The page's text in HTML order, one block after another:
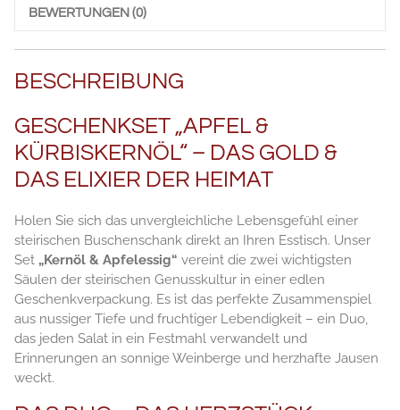
BEWERTUNGEN (0)
BESCHREIBUNG
GESCHENKSET „APFEL &
KÜRBISKERNÖL“ – DAS GOLD &
DAS ELIXIER DER HEIMAT
Holen Sie sich das unvergleichliche Lebensgefühl einer
steirischen Buschenschank direkt an Ihren Esstisch. Unser
Set „Kernöl & Apfelessig“ vereint die zwei wichtigsten
Säulen der steirischen Genusskultur in einer edlen
Geschenkverpackung. Es ist das perfekte Zusammenspiel
aus nussiger Tiefe und fruchtiger Lebendigkeit – ein Duo,
das jeden Salat in ein Festmahl verwandelt und
Erinnerungen an sonnige Weinberge und herzhafte Jausen
weckt.